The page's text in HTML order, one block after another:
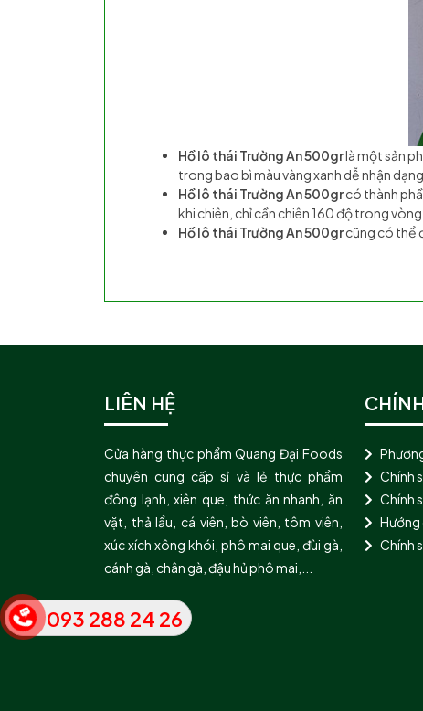
Hồ lô thái Trường An 500grlà một sản
trong bao bì màu vàng xanh dễ nhận
Hồ lô thái Trường An 500grcó thành
khi chiên, chỉ cần chiên 160 độ trong vòng
Hồ lô thái Trường An 500grcũng có thể
LIÊN HỆ
Cửa hàng thực phẩm Quang Đại Foods
chuyên cung cấp sỉ và lẻ thực phẩm
đông lạnh, xiên que, thức ăn nhanh, ăn
vặt, thả lẩu, cá viên, bò viên, tôm viên,
xúc xích xông khói, phô mai que, đùi gà,
cánh gà, chân gà, đậu hủ phô mai,...
Chính
Chính
Hướng
Chính
093 288 24 26